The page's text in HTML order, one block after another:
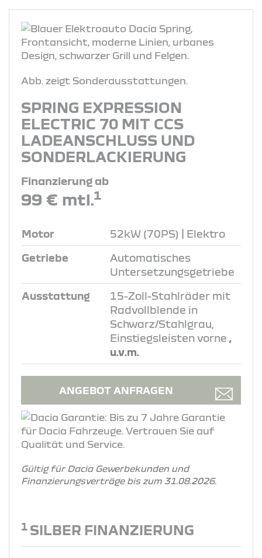
Abb. zeigt Sonderausstattungen.
SPRING EXPRESSION
ELECTRIC 70 MIT CCS
LADEANSCHLUSS UND
SONDERLACKIERUNG
Finanzierung ab
99 € mtl.1
Motor 52kW (70PS) | Elektro
Getriebe
Automatisches
Untersetzungsgetriebe
Ausstattung
15-Zoll-Stahlräder mit
Radvollblende in
Schwarz/Stahlgrau,
Einstiegsleisten vorne ,
u.v.m.
ANGEBOT ANFRAGEN
Gültig für Dacia Gewerbekunden und
Finanzierungsverträge bis zum 31.08.2026.
1 SILBER FINANZIERUNG